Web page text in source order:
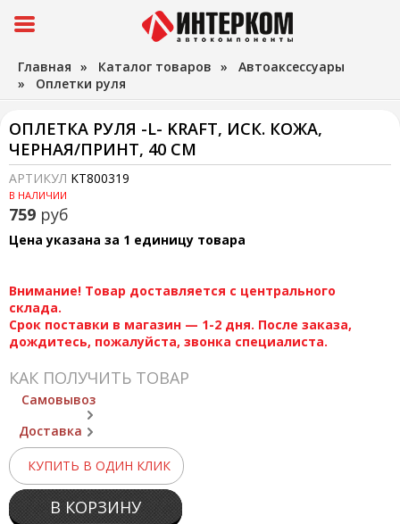
Главная » Каталог товаров » Автоаксессуары
» Оплетки руля
ОПЛЕТКА РУЛЯ -L- KRAFT, ИСК. КОЖА,
ЧЕРНАЯ/ПРИНТ, 40 СМ
АРТИКУЛ KT800319
В НАЛИЧИИ
759 руб
Цена указана за 1 единицу товара
Внимание! Товар доставляется с центрального
склада.
Срок поставки в магазин — 1-2 дня. После заказа,
дождитесь, пожалуйста, звонка специалиста.
КАК ПОЛУЧИТЬ ТОВАР
Самовывоз
Доставка
КУПИТЬ В ОДИН КЛИК
В КОРЗИНУ